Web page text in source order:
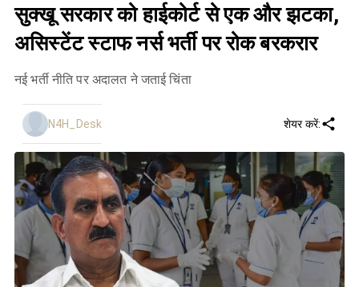
सुक्खू सरकार को हाईकोर्ट से एक और झटका,
असिस्टेंट स्टाफ नर्स भर्ती पर रोक बरकरार
नई भर्ती नीति पर अदालत ने जताई चिंता
N4H_Desk शेयर करें: